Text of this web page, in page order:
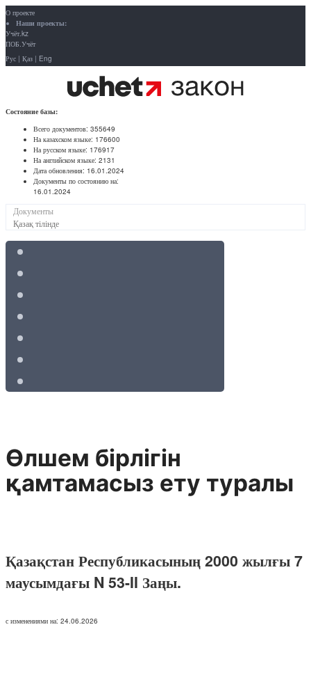
О проекте
Наши проекты:
Учёт.kz
ПОБ.Учёт
Рус | Қаз | Eng
Состояние базы:
Всего документов: 355649
На казахском языке: 176600
На русском языке: 176917
На английском языке: 2131
Дата обновления: 16.01.2024
Документы по состоянию на:
16.01.2024
Документы
Қазақ тілінде
Өлшем бірлігін
қамтамасыз ету туралы
Қазақстан Республикасының 2000 жылғы 7
маусымдағы N 53-II Заңы.
с изменениями на: 24.06.2026